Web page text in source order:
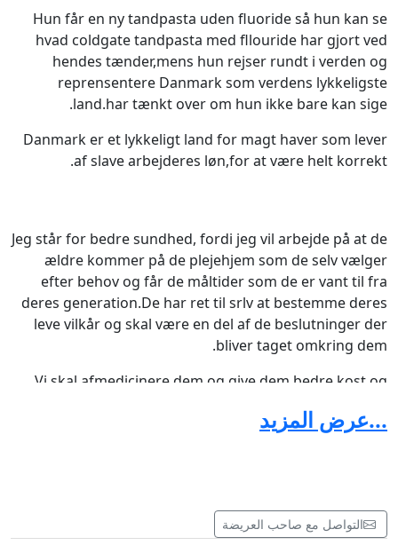
Hun får en ny tandpasta uden fluoride så hun kan se
hvad coldgate tandpasta med fllouride har gjort ved
hendes tænder,mens hun rejser rundt i verden og
reprensentere Danmark som verdens lykkeligste
land.har tænkt over om hun ikke bare kan sige.
Danmark er et lykkeligt land for magt haver som lever
af slave arbejderes løn,for at være helt korrekt.
Jeg står for bedre sundhed, fordi jeg vil arbejde på at de
ældre kommer på de plejehjem som de selv vælger
efter behov og får de måltider som de er vant til fra
deres generation.De har ret til srlv at bestemme deres
leve vilkår og skal være en del af de beslutninger der
bliver taget omkring dem.
Vi skal afmedicinere dem og give dem bedre kost og
ældre vi må ikke tro at vi kan ungå døden ved at ungå
...عرض المزيد
التواصل مع صاحب العريضة